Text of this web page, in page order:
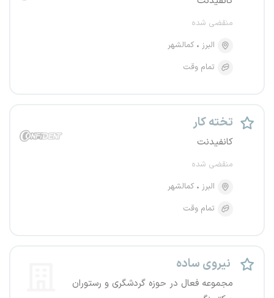
منقضی شده
البرز
کمالشهر
تمام وقت
تخته کار
کانفیدنت
منقضی شده
البرز
کمالشهر
تمام وقت
نیروی ساده
مجموعه فعال در حوزه گردشگری و رستوران